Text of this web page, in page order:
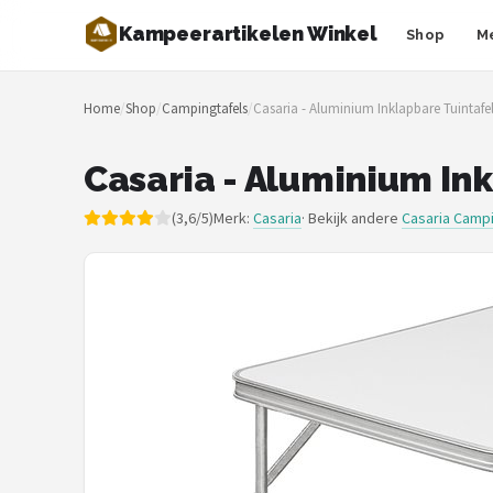
Kampeerartikelen Winkel Shop
Zoeken
NAVIGATIE
Merken
Home/Shop/Campingtafels/Casaria - Aluminium Inklapbare
Casaria - Aluminium
(3,6/5)Merk: Casaria· Bekijk andere Casaria